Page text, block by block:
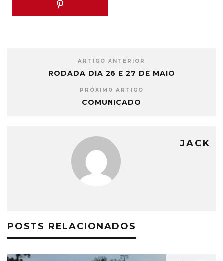
ARTIGO ANTERIOR
RODADA DIA 26 E 27 DE MAIO
PRÓXIMO ARTIGO
COMUNICADO
JACK
POSTS RELACIONADOS